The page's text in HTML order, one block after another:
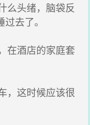
么头绪，脑袋反
去了。
在酒店的家庭套
，这时候应该很